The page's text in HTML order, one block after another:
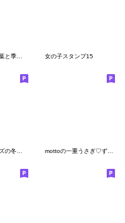
女の子スタンプ15
にこにこフレンズの冬スタンプ mottoの一重うさぎ♡ずっと使える